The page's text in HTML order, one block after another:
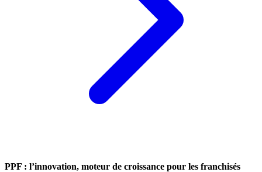
PPF : l’innovation, moteur de croissance pour les franchisés